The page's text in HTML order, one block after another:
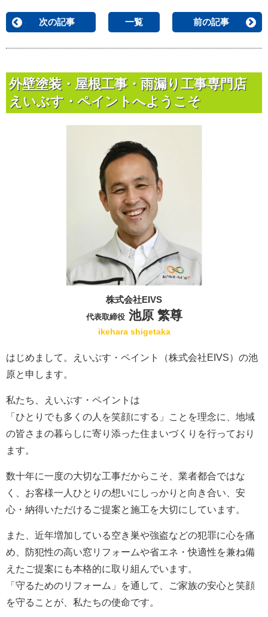
次の記事 一覧 前の記事
外壁塗装・屋根工事・雨漏り工事専門店
えいぶす・ペイントへようこそ
株式会社EIVS
代表取締役池原 繁尊
ikehara shigetaka
はじめまして。えいぶす・ペイント（株式会社EIVS）の池
原と申します。
私たち、えいぶす・ペイントは
「ひとりでも多くの人を笑顔にする」ことを理念に、地域
の皆さまの暮らしに寄り添った住まいづくりを行っており
ます。
数十年に一度の大切な工事だからこそ、業者都合ではな
く、お客様一人ひとりの想いにしっかりと向き合い、安
心・納得いただけるご提案と施工を大切にしています。
また、近年増加している空き巣や強盗などの犯罪に心を痛
め、防犯性の高い窓リフォームや省エネ・快適性を兼ね備
えたご提案にも本格的に取り組んでいます。
「守るためのリフォーム」を通して、ご家族の安心と笑顔
を守ることが、私たちの使命です。